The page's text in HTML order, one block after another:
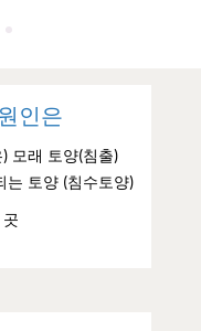
인은
모래 토양(침출)
는 토양 (침수토양)